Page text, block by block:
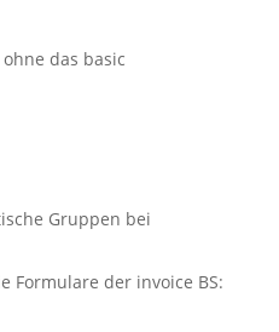
das basic
Gruppen bei
Formulare der invoice BS: